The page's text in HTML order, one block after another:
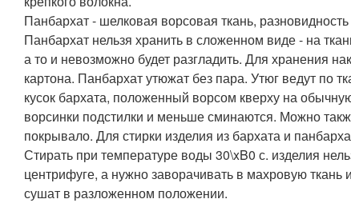
Панбархат - шелковая ворсовая ткань,
Панбархат нельзя хранить в сложенном виде - на
а то и невозможно будет разгладить. Для хранения
картона. Панбархат утюжат без пара. Утюг ведут по
кусок бархата, положенный ворсом кверху на
ворсинки подстилки и меньше сминаются. Можно
покрывало. Для стирки изделия из бархата и
Стирать при температуре воды 30\xB0 с. изделия
центрифуге, а нужно заворачивать в махровую
сушат в разложенном положении.